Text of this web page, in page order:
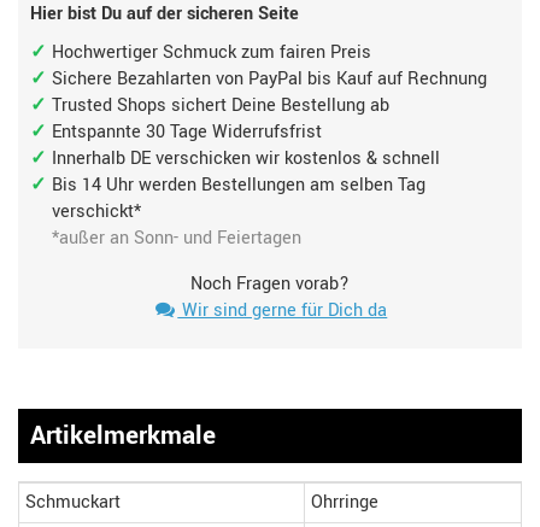
Hier bist Du auf der sicheren Seite
Hochwertiger Schmuck zum fairen Preis
Sichere Bezahlarten von PayPal bis Kauf auf Rechnung
Trusted Shops sichert Deine Bestellung ab
Entspannte 30 Tage Widerrufsfrist
Innerhalb DE verschicken wir kostenlos & schnell
Bis 14 Uhr werden Bestellungen am selben Tag
verschickt*
*außer an Sonn- und Feiertagen
Noch Fragen vorab?
Wir sind gerne für Dich da
Artikelmerkmale
Schmuckart
Ohrringe